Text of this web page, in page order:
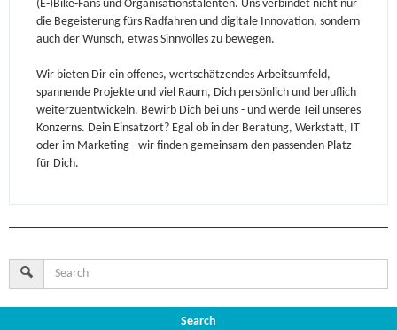
(E-)Bike-Fans und Organisationstalenten. Uns verbindet nicht nur
die Begeisterung fürs Radfahren und digitale Innovation, sondern
auch der Wunsch, etwas Sinnvolles zu bewegen.
Wir bieten Dir ein offenes, wertschätzendes Arbeitsumfeld,
spannende Projekte und viel Raum, Dich persönlich und beruflich
weiterzuentwickeln. Bewirb Dich bei uns - und werde Teil unseres
Konzerns. Dein Einsatzort? Egal ob in der Beratung, Werkstatt, IT
oder im Marketing - wir finden gemeinsam den passenden Platz
für Dich.
Search